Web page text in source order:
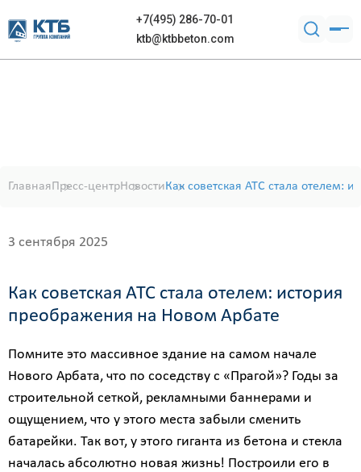
+7(495) 286-70-01
ktb@ktbbeton.com
ГлавнаяПресс-центрНовостиКак советская АТС стала отелем:
3 сентября 2025
Как советская АТС стала отелем: история
преображения на Новом Арбате
Помните это массивное здание на самом начале
Нового Арбата, что по соседству с «Прагой»? Годы за
строительной сеткой, рекламными баннерами и
ощущением, что у этого места забыли сменить
батарейки. Так вот, у этого гиганта из бетона и стекла
началась абсолютно новая жизнь! Построили его в